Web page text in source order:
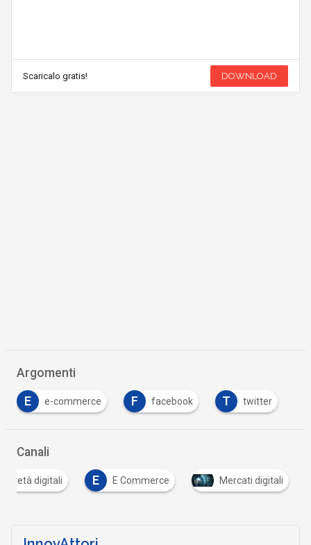
Scaricalo gratis! DOWNLOAD
Argomenti
E e-commerce F facebook T twitter
Canali
digitali E E Commerce Mercati digitali